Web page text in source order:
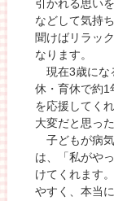
引かれる思い
などして気持
聞けばリラッ
なります。
現在3歳にな
休・育休で約1
を応援してく
大変だと思っ
子どもが病
は、「私がや
けてくれます
やすく、本当